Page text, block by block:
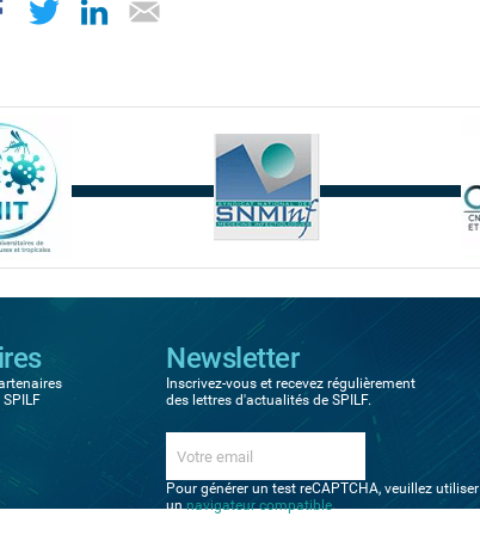
Newsletter
Inscrivez-vous et recevez régulièrement
des lettres d'actualités de SPILF.
Pour générer un test reCAPTCHA, veuillez utiliser
unnavigateur compatible.